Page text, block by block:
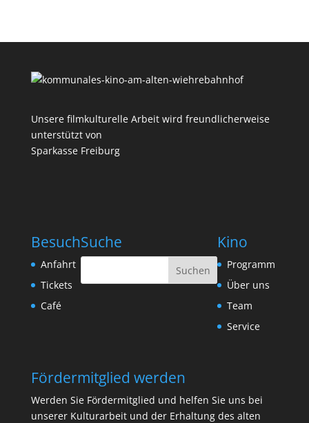
Unsere filmkulturelle Arbeit wird freundlicherweise
unterstützt von
Sparkasse Freiburg
Besuch
Anfahrt
Tickets
Café
Suche Kino
Programm
Über uns
Team
Service
Fördermitglied werden
Werden Sie Fördermitglied und helfen Sie uns bei
unserer Kulturarbeit und der Erhaltung des alten